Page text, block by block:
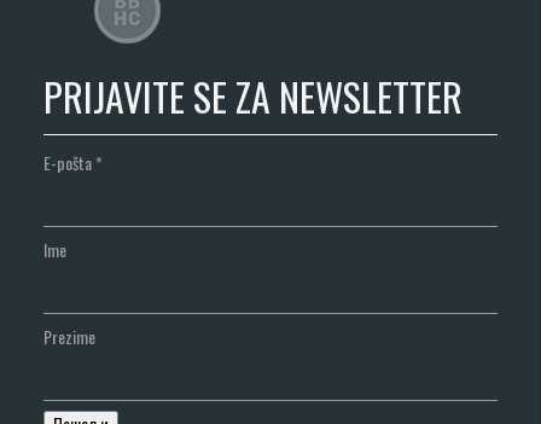
PRIJAVITE SE ZA NEWSLETTER
E-pošta*
Ime
Prezime